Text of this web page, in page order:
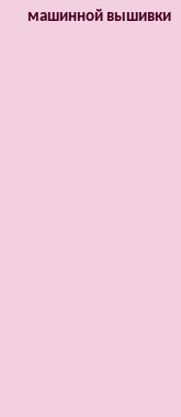
машинной вышивки